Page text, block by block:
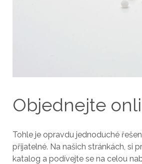
Objednejte
Tohle je opravdu jednoduché
přijatelné. Na našich stránkách, si
katalog a podívejte se na celou